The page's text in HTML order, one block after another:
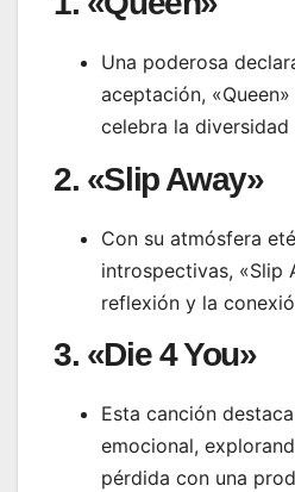
Una poderosa
aceptación,
celebra la
2. «Slip Away»
Con su atmósfera
introspectivas, «Slip
reflexión y la
3. «Die 4 You»
Esta canción
emocional,
pérdida con una